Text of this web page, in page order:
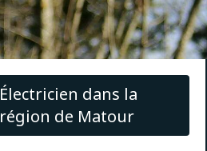
Électricien dans la
région de Matour